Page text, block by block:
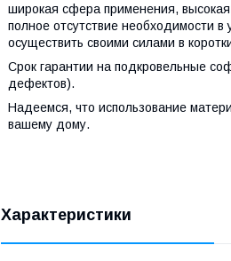
широкая сфера применения,
полное отсутствие необходимости
осуществить своими силами в
Срок гарантии на подкровельные
дефектов).
Надеемся, что использование
вашему дому.
Характеристики